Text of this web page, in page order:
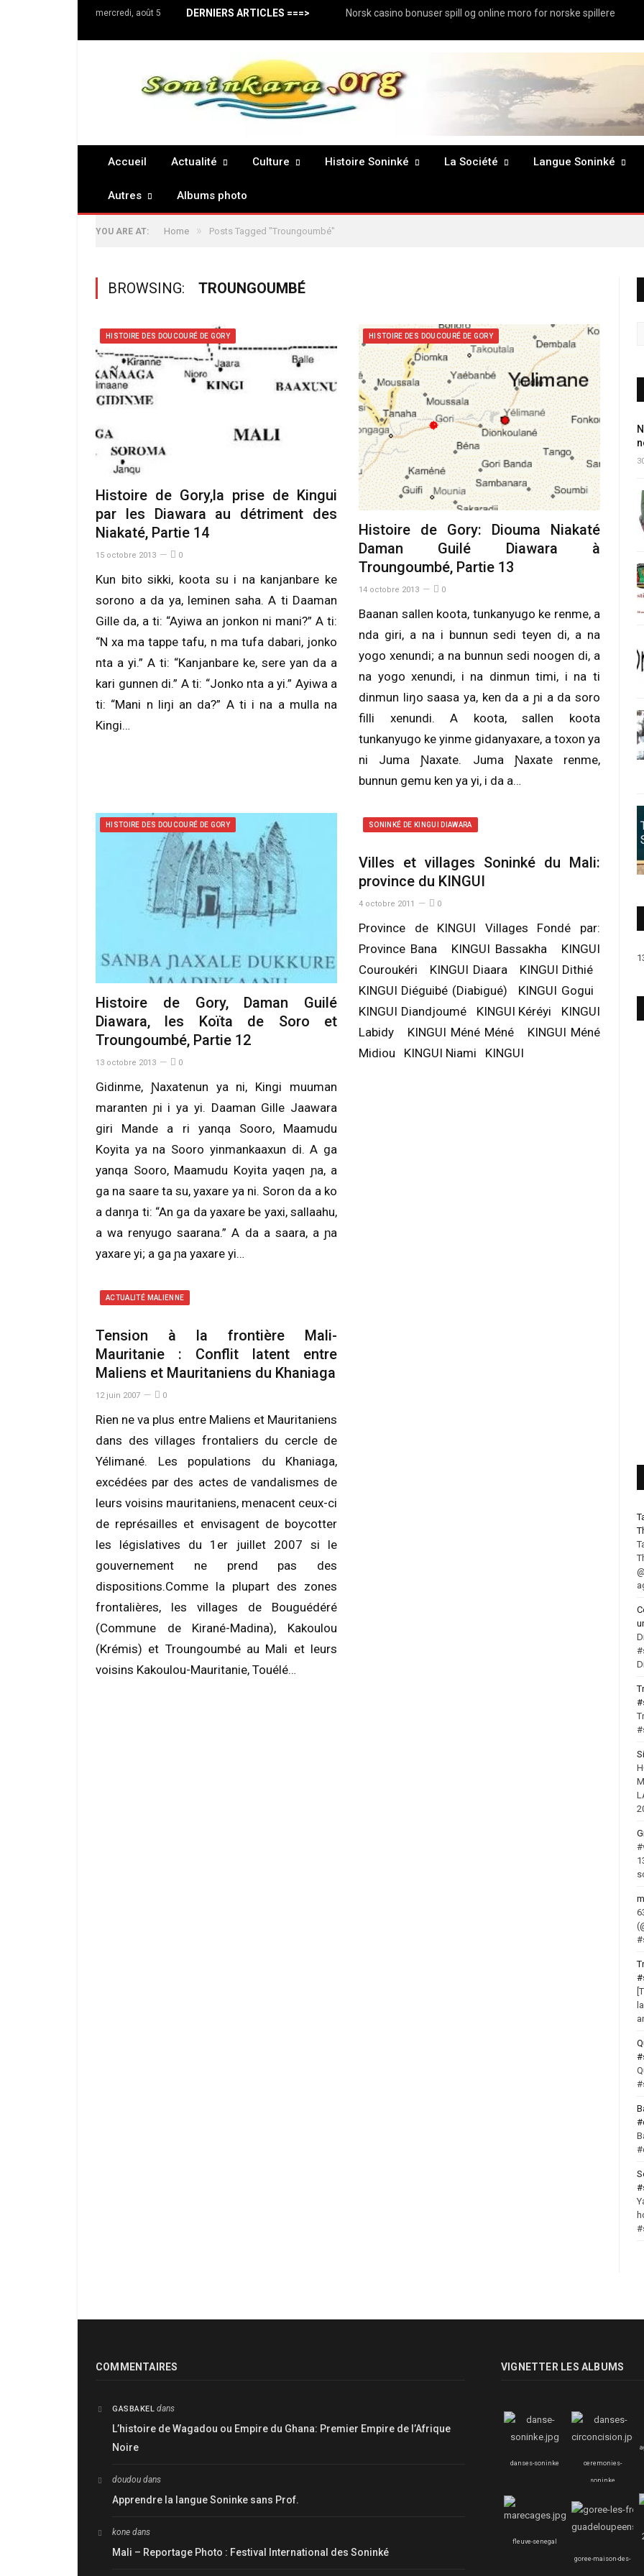
mercredi, août 5 DERNIERS ARTICLES ===> Norsk casino bonuser spill og online moro for norske spillere
Accueil Actualité Culture Histoire Soninké La Société Langue Soninké
Autres Albums photo
YOU ARE AT: Home » Posts Tagged "Troungoumbé"
BROWSING: TROUNGOUMBÉ
HISTOIRE DES DOUCOURÉ DE GORY
Histoire de Gory,la prise de Kingui
par les Diawara au détriment des
Niakaté, Partie 14
15 octobre 2013 0
Kun bito sikki, koota su i na kanjanbare ke
sorono a da ya, leminen saha. A ti Daaman
Gille da, a ti: “Ayiwa an jonkon ni mani?” A ti:
“N xa ma tappe tafu, n ma tufa dabari, jonko
nta a yi.” A ti: “Kanjanbare ke, sere yan da a
kari gunnen di.” A ti: “Jonko nta a yi.” Ayiwa a
ti: “Mani n liŋi an da?” A ti i na a mulla na
Kingi…
HISTOIRE DES DOUCOURÉ DE GORY
Histoire de Gory: Diouma Niakaté
Daman Guilé Diawara à
Troungoumbé, Partie 13
14 octobre 2013 0
Baanan sallen koota, tunkanyugo ke renme, a
nda giri, a na i bunnun sedi teyen di, a na
yogo xenundi; a na bunnun sedi noogen di, a
na yogo xenundi, i na dinmun timi, i na ti
dinmun liŋo saasa ya, ken da a ɲi a da soro
filli xenundi. A koota, sallen koota
tunkanyugo ke yinme gidanyaxare, a toxon ya
ni Juma Ɲaxate. Juma Ɲaxate renme,
bunnun gemu ken ya yi, i da a…
HISTOIRE DES DOUCOURÉ DE GORY
Histoire de Gory, Daman Guilé
Diawara, les Koïta de Soro et
Troungoumbé, Partie 12
13 octobre 2013 0
Gidinme, Ɲaxatenun ya ni, Kingi muuman
maranten ɲi i ya yi. Daaman Gille Jaawara
giri Mande a ri yanqa Sooro, Maamudu
Koyita ya na Sooro yinmankaaxun di. A ga
yanqa Sooro, Maamudu Koyita yaqen ɲa, a
ga na saare ta su, yaxare ya ni. Soron da a ko
a danŋa ti: “An ga da yaxare be yaxi, sallaahu,
a wa renyugo saarana.” A da a saara, a ɲa
yaxare yi; a ga ɲa yaxare yi…
SONINKÉ DE KINGUI DIAWARA
Villes et villages Soninké du Mali:
province du KINGUI
4 octobre 2011 0
Province de KINGUI Villages Fondé par:
Province Bana KINGUI Bassakha KINGUI
Couroukéri KINGUI Diaara KINGUI Dithié
KINGUI Diéguibé (Diabigué) KINGUI Gogui
KINGUI Diandjoumé KINGUI Kéréyi KINGUI
Labidy KINGUI Méné Méné KINGUI Méné
Midiou KINGUI Niami KINGUI
ACTUALITÉ MALIENNE
Tension à la frontière Mali-
Mauritanie : Conflit latent entre
Maliens et Mauritaniens du Khaniaga
12 juin 2007 0
Rien ne va plus entre Maliens et Mauritaniens
dans des villages frontaliers du cercle de
Yélimané. Les populations du Khaniaga,
excédées par des actes de vandalismes de
leurs voisins mauritaniens, menacent ceux-ci
de représailles et envisagent de boycotter
les législatives du 1er juillet 2007 si le
gouvernement ne prend pas des
dispositions.Comme la plupart des zones
frontalières, les villages de Bouguédéré
(Commune de Kirané-Madina), Kakoulou
(Krémis) et Troungoumbé au Mali et leurs
voisins Kakoulou-Mauritanie, Touélé…
COMMENTAIRES
GASBAKEL dans
L’histoire de Wagadou ou Empire du Ghana: Premier Empire de l’Afrique
Noire
doudou dans
Apprendre la langue Soninke sans Prof.
kone dans
Mali – Reportage Photo : Festival International des Soninké
VIGNETTER LES ALBUMS
danses-soninke ceremonies-
soninke
fleuve-senegal
goree-maison-des-